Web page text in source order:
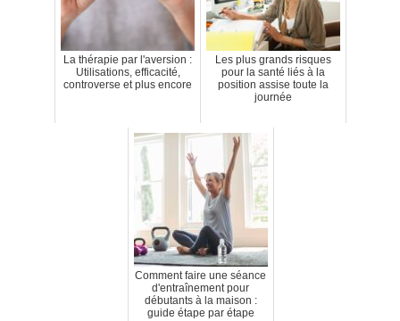
La thérapie par l'aversion :
Utilisations, efficacité,
controverse et plus encore
Les plus grands risques
pour la santé liés à la
position assise toute la
journée
Comment faire une séance
d'entraînement pour
débutants à la maison :
guide étape par étape